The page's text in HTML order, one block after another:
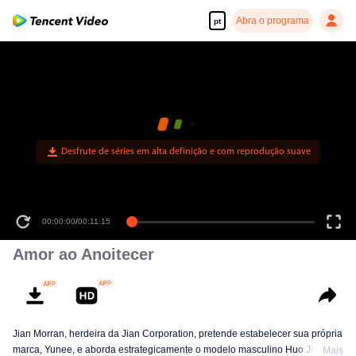
pt Abra o programa
Desfrute de séries em alta definição e com reprodução suave
00:00:00/00:11:15
Amor ao Anoitecer
Jian Morran, herdeira da Jian Corporation, pretende estabelecer sua própria
marca, Yunee, e aborda estrategicamente o modelo masculino Huo JinyanMais